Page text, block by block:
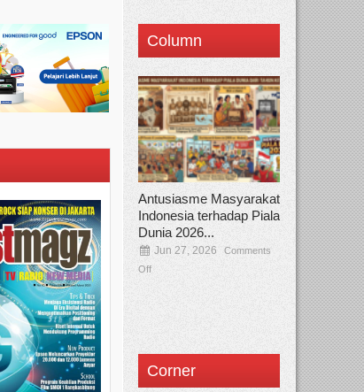
Column
Antusiasme Masyarakat
Indonesia terhadap Piala
Dunia 2026...
Jun 27, 2026
Comments
Off
Corner